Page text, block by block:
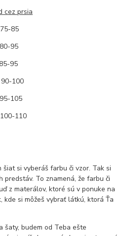
cez prsia
110
si vyberáš farbu či vzor. Tak si
To znamená, že farbu či
z materálov, ktoré sú v ponuke na
si môžeš vybrať látkú, ktorá Ťa
šaty, budem od Teba ešte